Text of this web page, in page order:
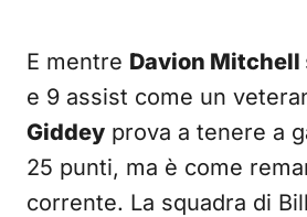
E mentre Davion Mitchell
e 9 assist come un
Giddey prova a tenere a
25 punti, ma è come
corrente. La squadra di